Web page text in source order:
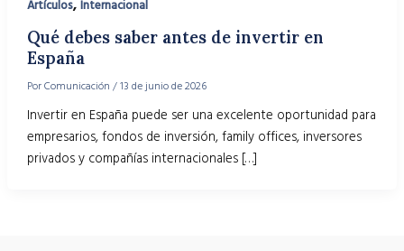
Artículos, Internacional
Qué debes saber antes de invertir en
España
PorComunicación /13 de junio de 2026
Invertir en España puede ser una excelente oportunidad para
empresarios, fondos de inversión, family offices, inversores
privados y compañías internacionales […]